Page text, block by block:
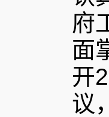
府
面
开
议